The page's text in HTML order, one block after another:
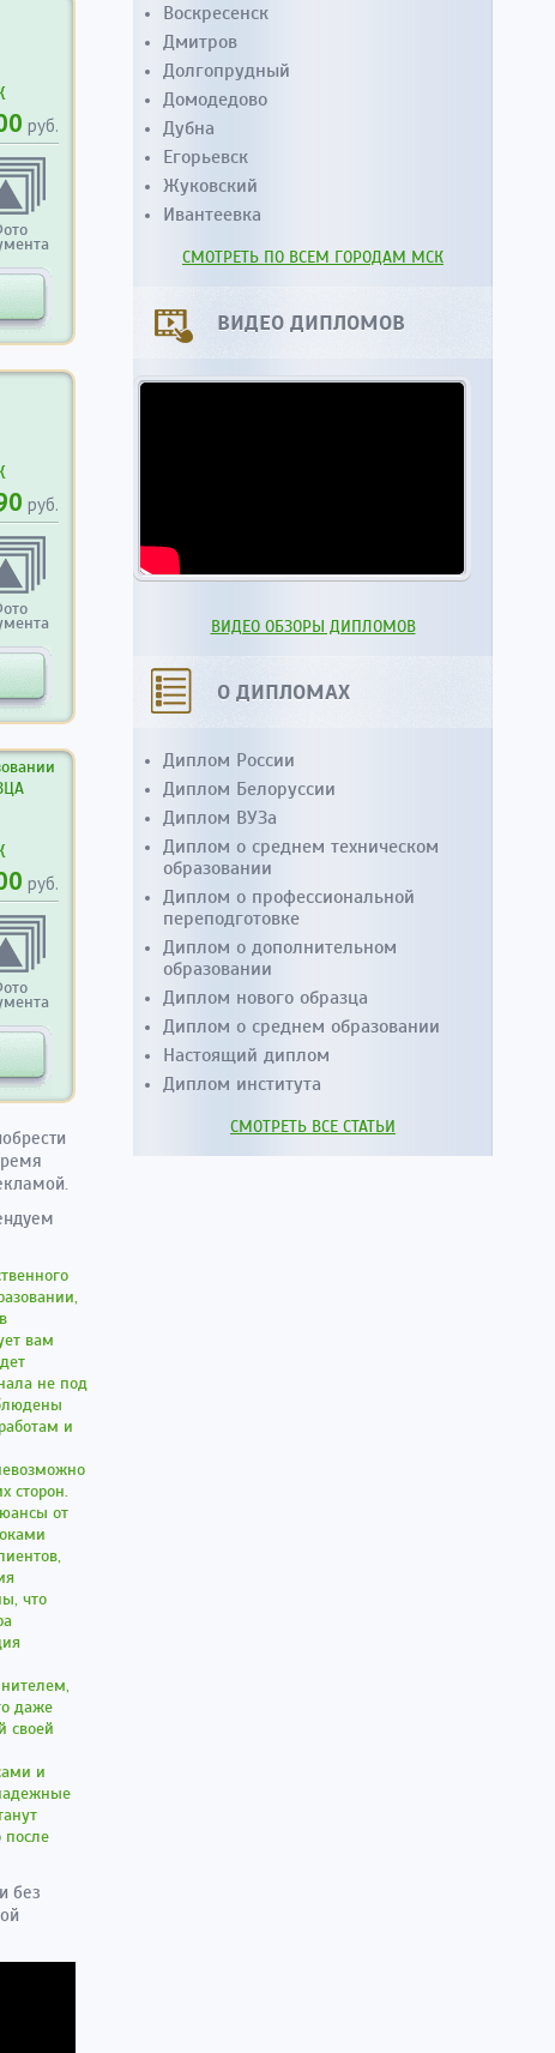
руб.
руб.
руб.
вам
не под
и
сторон.
от
что
даже
своей
и
после
без
Воскресенск
Дмитров
Долгопрудный
Домодедово
Дубна
Егорьевск
Жуковский
Ивантеевка
СМОТРЕТЬ ПО ВСЕМ ГОРОДАМ МСК
ВИДЕО ДИПЛОМОВ
ВИДЕО ОБЗОРЫ ДИПЛОМОВ
О ДИПЛОМАХ
Диплом России
Диплом Белоруссии
Диплом ВУЗа
Диплом о среднем техническом
образовании
Диплом о профессиональной
переподготовке
Диплом о дополнительном
образовании
Диплом нового образца
Диплом о среднем образовании
Настоящий диплом
Диплом института
СМОТРЕТЬ ВСЕ СТАТЬИ